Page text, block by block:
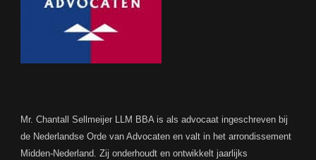
Mr. Chantall Sellmeijer LLM BBA is als advocaat ingeschreven bij
de Nederlandse Orde van Advocaten en valt in het arrondissement
Midden-Nederland. Zij onderhoudt en ontwikkelt jaarlijks